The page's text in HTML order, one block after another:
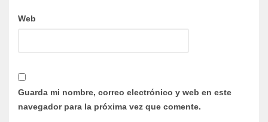
Web
Guarda mi nombre, correo electrónico y web en este
navegador para la próxima vez que comente.